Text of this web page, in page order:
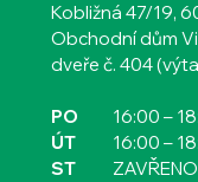
Kobližná 47/19,
Obchodní dům
dveře č. 404
16:00 –
16:00 –
ZAVŘENO
PO
ÚT
ST